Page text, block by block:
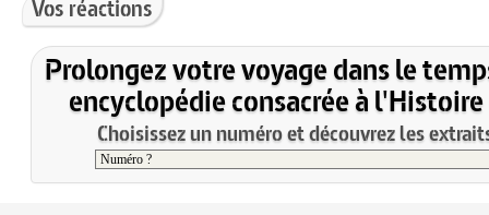
Vos réactions
Prolongez votre voyage dans le
encyclopédie consacrée à l'Histoire
Choisissez un numéro et découvrez les